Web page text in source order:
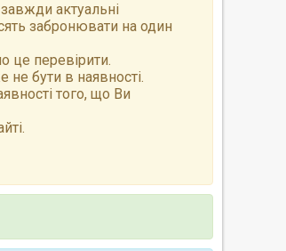
актуальні
забронювати на один
це перевірити.
бути в наявності.
того, що Ви